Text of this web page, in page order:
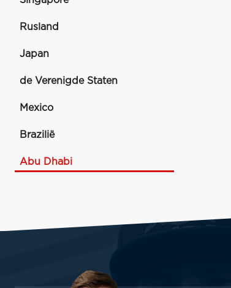
Rusland
Japan
de Verenigde Staten
Mexico
Brazilië
Abu Dhabi